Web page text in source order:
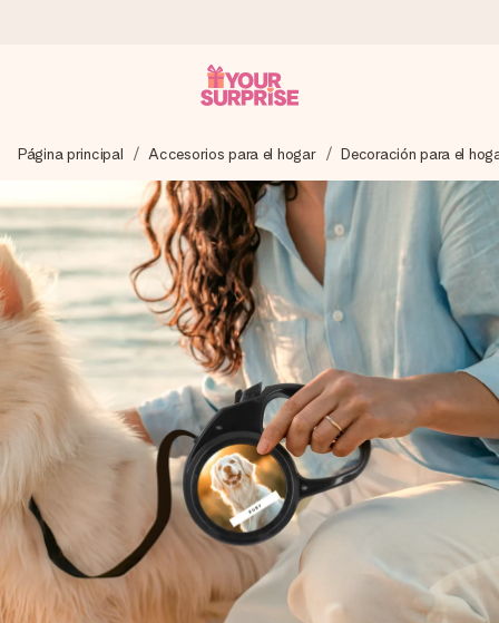
Preparamos tu regalo con cuidado y lo enviamos al vuelo,
para que lo entregues en el momento perfecto, cuando más
importa.
4,5 (basado en +15.000 opiniones)
Nuestros regalos inspiran. Los clientes nos dan un 4,5 en
Google Reviews.
Tarjeta de felicitación gratuita
Crea algo único en pocos pasos – con su nombre, tu foto o
un mensaje que llegue al corazón. Sin complicaciones, solo
todo el amor para el momento.
Página principal Accesorios para el hogar Decoración para el